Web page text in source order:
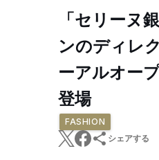
「セリーヌ
ンのディレ
ーアルオー
登場
FASHION
シェアする